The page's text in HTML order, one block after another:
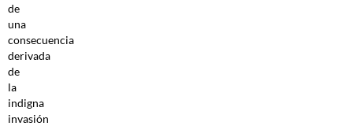
de
una
consecuencia
derivada
de
la
indigna
invasión